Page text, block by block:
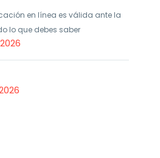
en línea es válida ante la
lo que debes saber